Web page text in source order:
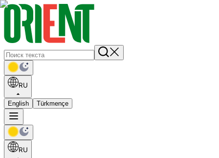
RU
English Türkmençe
RU